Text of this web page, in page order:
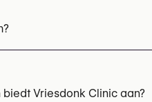
Vriesdonk Clinic aan?